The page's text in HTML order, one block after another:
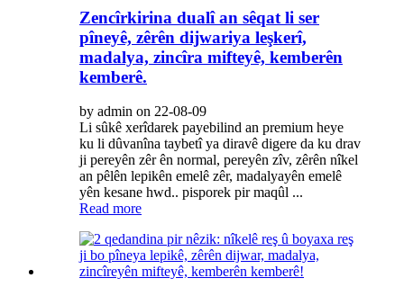
Zencîrkirina dualî an sêqat li ser
pîneyê, zêrên dijwariya leşkerî,
madalya, zincîra mifteyê, kemberên
kemberê.
by admin on 22-08-09
Li sûkê xerîdarek payebilind an premium heye
ku li dûvanîna taybetî ya diravê digere da ku drav
ji pereyên zêr ên normal, pereyên zîv, zêrên nîkel
an pêlên lepikên emelê zêr, madalyayên emelê
yên kesane hwd.. pisporek pir maqûl ...
Read more